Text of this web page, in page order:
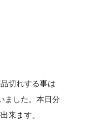
切れする事は
ました。本日分
来ます。